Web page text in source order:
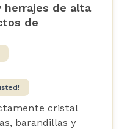
herrajes de alta
de
cristal
barandillas y